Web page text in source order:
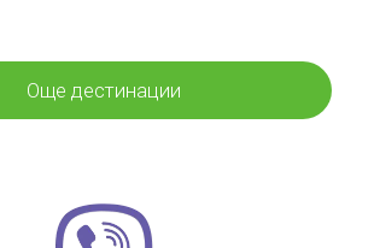
Още дестинации